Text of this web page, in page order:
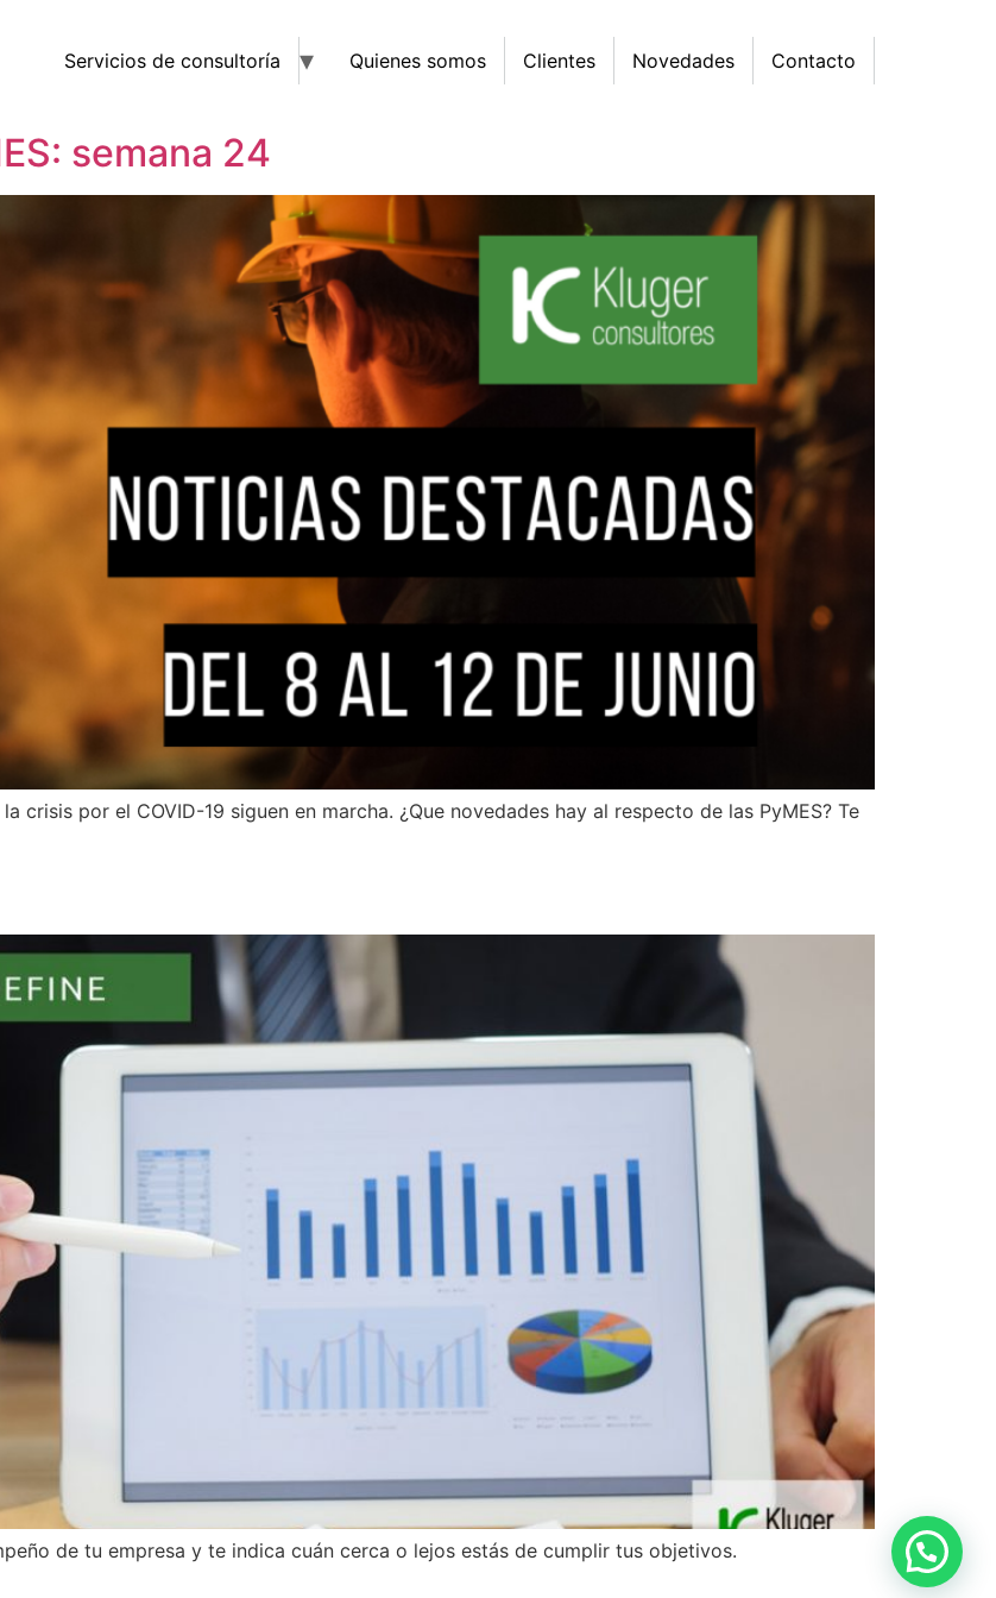
Servicios de consultoría Quienes somos Clientes Novedades Contacto
semana 24
crisis por el COVID-19 siguen en marcha. ¿Que novedades hay al respecto de las PyMES? Te
de tu empresa y te indica cuán cerca o lejos estás de cumplir tus objetivos.